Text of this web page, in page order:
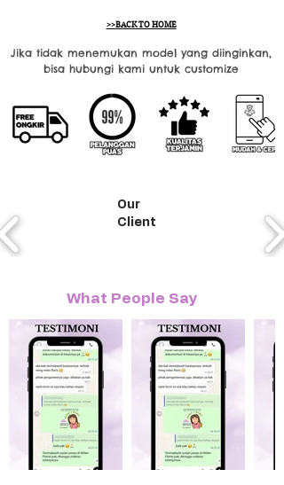
>>BACK TO HOME
Jika tidak menemukan model yang diinginkan,
bisa hubungi kami untuk customize
Our
Client
What People Say